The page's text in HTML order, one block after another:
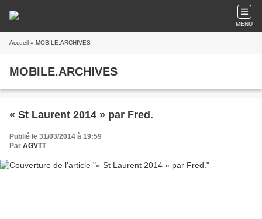
MENU
Accueil » MOBILE.ARCHIVES
MOBILE.ARCHIVES
« St Laurent 2014 » par Fred.
Publié le 31/03/2014 à 19:59
Par AGVTT